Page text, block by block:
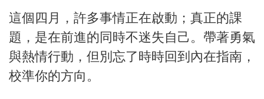
這個四月，許多事情正在啟動；真正的課
題，是在前進的同時不迷失自己。帶著勇氣
與熱情行動，但別忘了時時回到內在指南，
校準你的方向。